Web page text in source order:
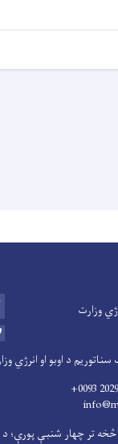
وزارت
د اوبو او انرژي